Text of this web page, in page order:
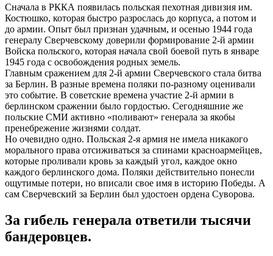
Сначала в РККА появилась польская пехотная дивизия им.
Костюшко, которая быстро разрослась до корпуса, а потом и
до армии. Опыт был признан удачным, и осенью 1944 года
генералу Сверчевскому доверили формирование 2-й армии
Войска польского, которая начала свой боевой путь в январе
1945 года с освобождения родных земель.
Главным сражением для 2-й армии Сверчевского стала битва
за Берлин. В разные времена поляки по-разному оценивали
это событие. В советские времена участие 2-й армии в
берлинском сражении было гордостью. Сегодняшние же
польские СМИ активно «поливают» генерала за якобы
пренебрежение жизнями солдат.
Но очевидно одно. Польская 2-я армия не имела никакого
морального права отсиживаться за спинами красноармейцев,
которые проливали кровь за каждый угол, каждое окно
каждого берлинского дома. Поляки действительно понесли
ощутимые потери, но вписали свое имя в историю Победы. А
сам Сверчевский за Берлин был удостоен ордена Суворова.
За гибель генерала ответили тысячи
бандеровцев.